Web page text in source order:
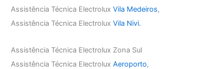
Assistência Técnica ElectroluxVila Medeiros,
Assistência Técnica ElectroluxVila Nivi.
Assistência Técnica Electrolux Zona Sul
Assistência Técnica ElectroluxAeroporto,